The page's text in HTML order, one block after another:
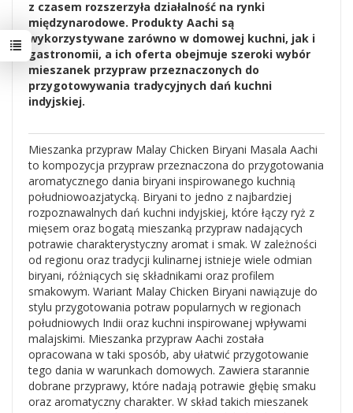
z czasem rozszerzyła działalność na rynki
międzynarodowe. Produkty Aachi są
wykorzystywane zarówno w domowej kuchni, jak i
gastronomii, a ich oferta obejmuje szeroki wybór
mieszanek przypraw przeznaczonych do
przygotowywania tradycyjnych dań kuchni
indyjskiej.
Mieszanka przypraw Malay Chicken Biryani Masala Aachi
to kompozycja przypraw przeznaczona do przygotowania
aromatycznego dania biryani inspirowanego kuchnią
południowoazjatycką. Biryani to jedno z najbardziej
rozpoznawalnych dań kuchni indyjskiej, które łączy ryż z
mięsem oraz bogatą mieszanką przypraw nadających
potrawie charakterystyczny aromat i smak. W zależności
od regionu oraz tradycji kulinarnej istnieje wiele odmian
biryani, różniących się składnikami oraz profilem
smakowym. Wariant Malay Chicken Biryani nawiązuje do
stylu przygotowania potraw popularnych w regionach
południowych Indii oraz kuchni inspirowanej wpływami
malajskimi. Mieszanka przypraw Aachi została
opracowana w taki sposób, aby ułatwić przygotowanie
tego dania w warunkach domowych. Zawiera starannie
dobrane przyprawy, które nadają potrawie głębię smaku
oraz aromatyczny charakter. W skład takich mieszanek